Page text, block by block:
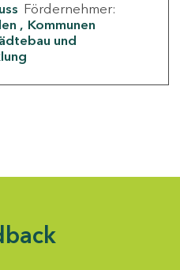
Fördernehmer:
Kommunen
und